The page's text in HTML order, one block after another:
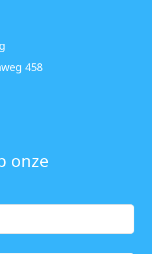
458
onze